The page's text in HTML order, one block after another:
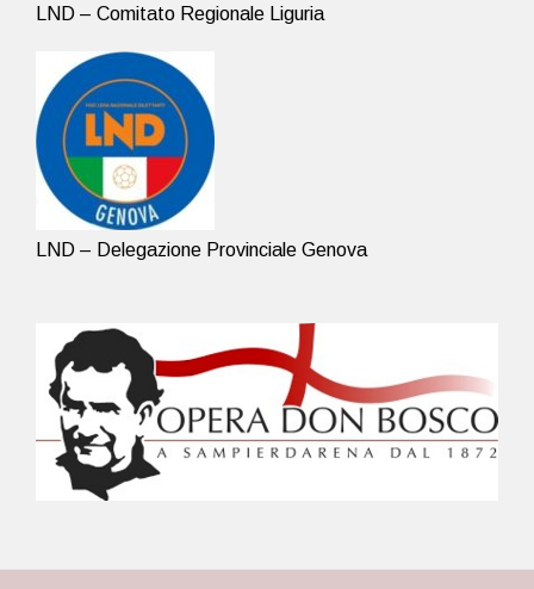
LND – Comitato Regionale Liguria
LND – Delegazione Provinciale Genova